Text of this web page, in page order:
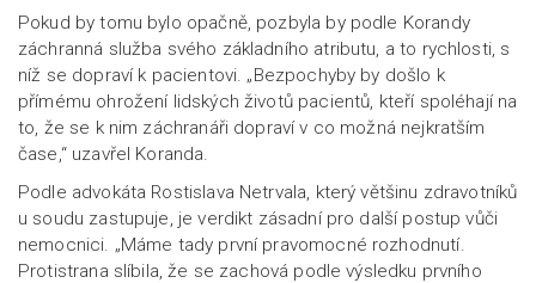
Pokud by tomu bylo opačně, pozbyla by podle Korandy
záchranná služba svého základního atributu, a to rychlosti, s
níž se dopraví k pacientovi. „Bezpochyby by došlo k
přímému ohrožení lidských životů pacientů, kteří spoléhají na
to, že se k nim záchranáři dopraví v co možná nejkratším
čase,“ uzavřel Koranda.
Podle advokáta Rostislava Netrvala, který většinu zdravotníků
u soudu zastupuje, je verdikt zásadní pro další postup vůči
nemocnici. „Máme tady první pravomocné rozhodnutí.
Protistrana slíbila, že se zachová podle výsledku prvního